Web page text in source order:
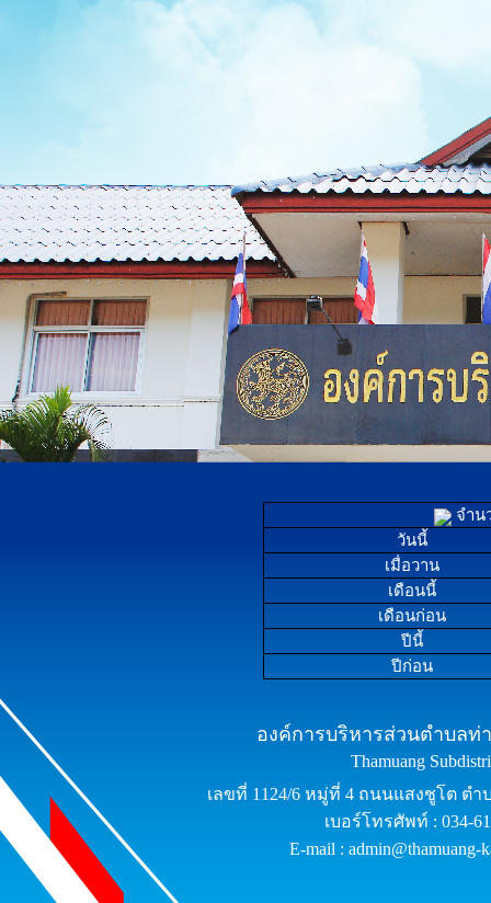
จำน
วันนี้
เมื่อวาน
เดือนนี้
เดือนก่อน
ปีนี้
ปีก่อน
องค์การบริหารส่วนตำบลท่
Thamuang
เลขที่ 1124/6 หมู่ที่ 4 ถนนแสงชูโต ต
เบอร์โทรศัพท์ : 034-
E-mail : admin@thamuang-